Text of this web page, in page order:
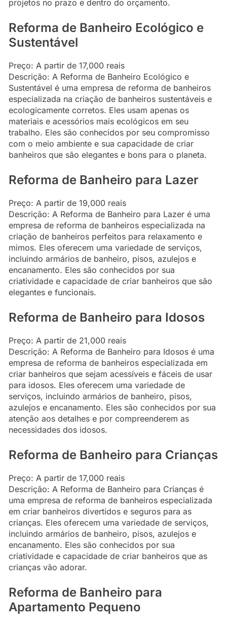
projetos no prazo e dentro do orçamento.
Reforma de Banheiro Ecológico e
Sustentável
Preço: A partir de 17,000 reais
Descrição: A Reforma de Banheiro Ecológico e
Sustentável é uma empresa de reforma de banheiros
especializada na criação de banheiros sustentáveis e
ecologicamente corretos. Eles usam apenas os
materiais e acessórios mais ecológicos em seu
trabalho. Eles são conhecidos por seu compromisso
com o meio ambiente e sua capacidade de criar
banheiros que são elegantes e bons para o planeta.
Reforma de Banheiro para Lazer
Preço: A partir de 19,000 reais
Descrição: A Reforma de Banheiro para Lazer é uma
empresa de reforma de banheiros especializada na
criação de banheiros perfeitos para relaxamento e
mimos. Eles oferecem uma variedade de serviços,
incluindo armários de banheiro, pisos, azulejos e
encanamento. Eles são conhecidos por sua
criatividade e capacidade de criar banheiros que são
elegantes e funcionais.
Reforma de Banheiro para Idosos
Preço: A partir de 21,000 reais
Descrição: A Reforma de Banheiro para Idosos é uma
empresa de reforma de banheiros especializada em
criar banheiros que sejam acessíveis e fáceis de usar
para idosos. Eles oferecem uma variedade de
serviços, incluindo armários de banheiro, pisos,
azulejos e encanamento. Eles são conhecidos por sua
atenção aos detalhes e por compreenderem as
necessidades dos idosos.
Reforma de Banheiro para Crianças
Preço: A partir de 17,000 reais
Descrição: A Reforma de Banheiro para Crianças é
uma empresa de reforma de banheiros especializada
em criar banheiros divertidos e seguros para as
crianças. Eles oferecem uma variedade de serviços,
incluindo armários de banheiro, pisos, azulejos e
encanamento. Eles são conhecidos por sua
criatividade e capacidade de criar banheiros que as
crianças vão adorar.
Reforma de Banheiro para
Apartamento Pequeno